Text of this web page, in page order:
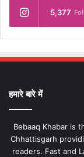
5,377
हमारे बारे में
Bebaaq Khabar is
Chhattisgarh
readers. Fast and